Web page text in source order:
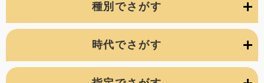
種別でさがす
時代でさがす